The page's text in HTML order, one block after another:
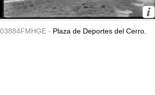
03884FMHGE - Plaza de Deportes del Cerro.